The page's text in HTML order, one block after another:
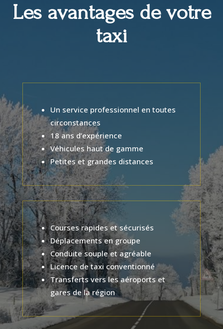
Les avantages de votre
taxi
Un service professionnel en toutes
circonstances
18 ans d’expérience
Véhicules haut de gamme
Petites et grandes distances
Courses rapides et sécurisés
Déplacements en groupe
Conduite souple et agréable
Licence de taxi conventionné
Transferts vers les aéroports et
gares de la région